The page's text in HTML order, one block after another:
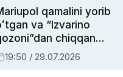
qamalini yorib
va “Izvarino
chiqqan
— Ukraina
bosh
19:50 / 29.07.2026